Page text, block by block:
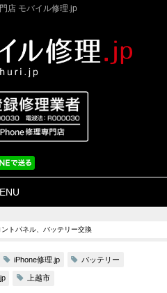
店 モバイル修理.jp
トパネル、バッテリー交換
iPhone修理.jp バッテリー
上越市